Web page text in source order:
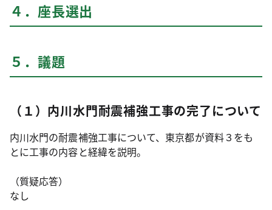
４．座長選出
５．議題
（１）内川水門耐震補強工事の完了について
内川水門の耐震補強工事について、東京都が資料３をも
とに工事の内容と経緯を説明。
（質疑応答）
なし